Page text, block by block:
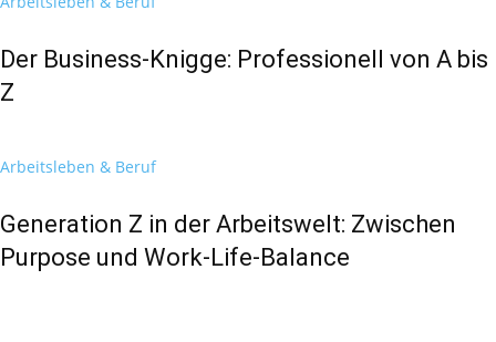
Der Business-Knigge: Professionell von A bis
Z
Arbeitsleben & Beruf
Generation Z in der Arbeitswelt: Zwischen
Purpose und Work-Life-Balance